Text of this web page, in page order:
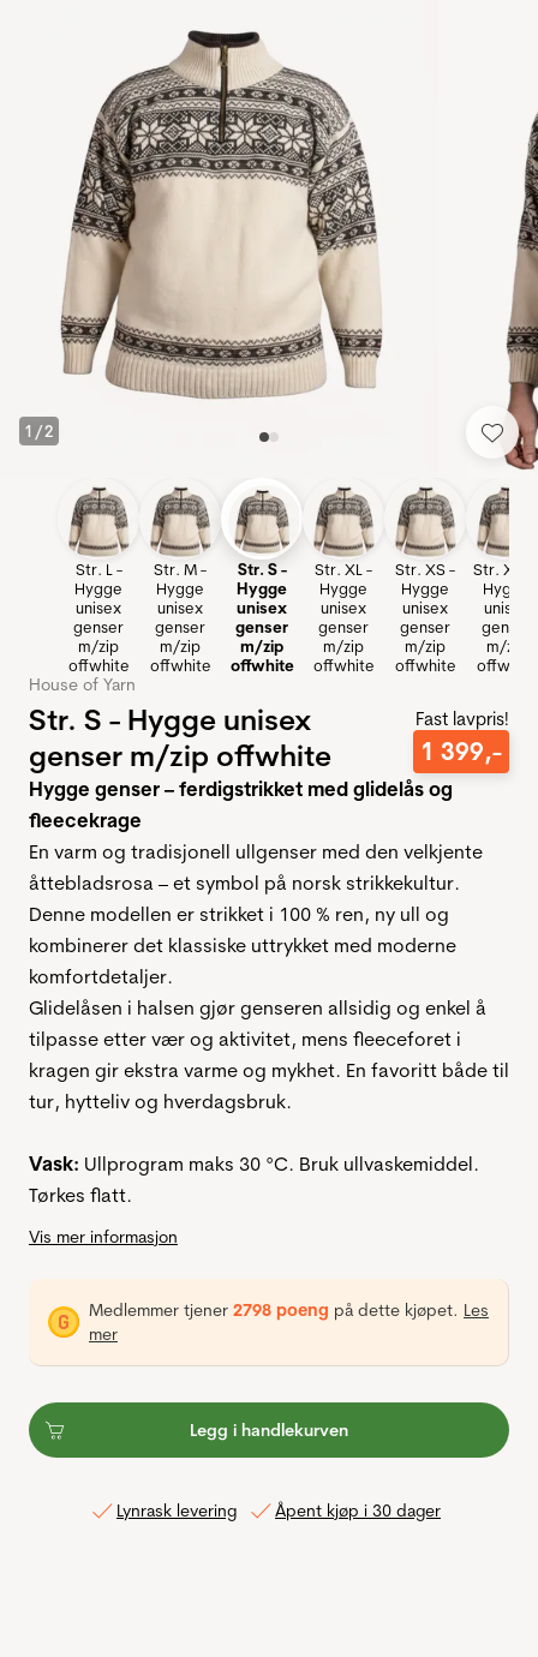
1 /2
Str. L -
Hygge
unisex
genser
m/zip
offwhite
Str. M -
Hygge
unisex
genser
m/zip
offwhite
Str. S -
Hygge
unisex
genser
m/zip
offwhite
Str. XL -
Hygge
unisex
genser
m/zip
offwhite
Str. XS -
Hygge
unisex
genser
m/zip
offwhite
Str. XXL
Hygge
unisex
genser
m/zip
offwhite
House of Yarn
Str. S - Hygge unisex
genser m/zip offwhite
Fast lavpris!
1 399,-
Hygge genser – ferdigstrikket med glidelås og
fleecekrage
En varm og tradisjonell ullgenser med den velkjente
åttebladsrosa – et symbol på norsk strikkekultur.
Denne modellen er strikket i 100 % ren, ny ull og
kombinerer det klassiske uttrykket med moderne
komfortdetaljer.
Glidelåsen i halsen gjør genseren allsidig og enkel å
tilpasse etter vær og aktivitet, mens fleeceforet i
kragen gir ekstra varme og mykhet. En favoritt både til
tur, hytteliv og hverdagsbruk.
Vask: Ullprogram maks 30 °C. Bruk ullvaskemiddel.
Tørkes flatt.
Vis mer informasjon
Medlemmer tjener 2798 poeng på dette kjøpet. Les
mer
Legg i handlekurven
Lynrask levering Åpent kjøp i 30 dager